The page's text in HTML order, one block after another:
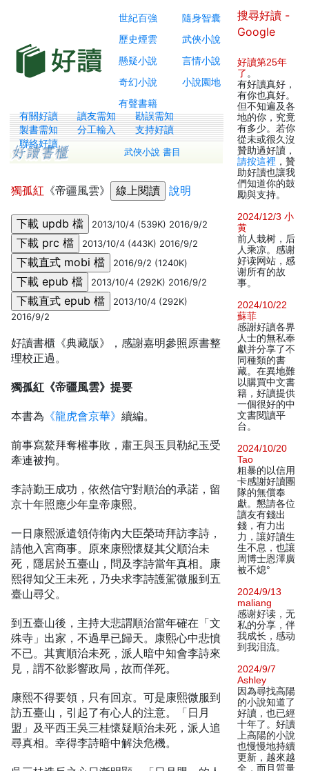
世紀百強
隨身智囊
歷史煙雲
武俠小說
懸疑小說
言情小說
奇幻小說
小說園地
有聲書籍
有關好讀 讀友需知
勘誤需知
製書需知
分工輸入
支持好讀
聯絡好讀
武俠小說 書目
獨孤紅 《帝疆風雲》 說明
2013/10/4 (539K) 2016/9/2
2013/10/4 (443K) 2016/9/2
2016/9/2 (1240K)
2013/10/4 (292K) 2016/9/2
2013/10/4 (292K)
2016/9/2
好讀書櫃《典藏版》，感謝嘉明參照原書整
理校正過。
獨孤紅《帝疆風雲》提要
本書為 《龍虎會京華》續編。
前事寫鰲拜奪權事敗，肅王與玉貝勒紀玉受
牽連被拘。
李詩勤王成功，依然信守對順治的承諾，留
京十年照應少年皇帝康熙。
一日康熙派遣領侍衛內大臣榮琦拜訪李詩，
請他入宮商事。原來康熙懷疑其父順治未
死，隱居於五臺山，問及李詩當年真相。康
熙得知父王未死，乃央求李詩護駕微服到五
臺山尋父。
到五臺山後，主持大悲謂順治當年確在「文
殊寺」出家，不過早已歸天。康熙心中悲憤
不已。其實順治未死，派人暗中知會李詩來
見，謂不欲影響政局，故而佯死。
康熙不得要領，只有回京。可是康熙微服到
訪五臺山，引起了有心人的注意。「日月
盟」及平西王吳三桂懷疑順治未死，派人追
尋真相。幸得李詩暗中解決危機。
搜尋好讀 -
Google
好讀第25年
了 。
有好讀真好，
有你也真好。
但不知遍及各
地的你，究竟
有多少。若你
從未或很久沒
贊助過好讀，
請按這裡 ，贊
助好讀也讓我
們知道你的鼓
勵與支持。
2024/12/3 小
黄
前人栽树，后
人乘凉。感谢
好读网站，感
谢所有的故
事。
2024/10/22
蘇菲
感謝好讀各界
人士的無私奉
獻并分享了不
同種類的書
藏。在異地難
以購買中文書
籍，好讀提供
一個很好的中
文書閱讀平
台。
2024/10/20
Tao
粗暴的以信用
卡感謝好讀團
隊的無償奉
獻。懇請各位
讀友有錢出
錢，有力出
力，讓好讀生
生不息，也讓
周博士恩澤廣
被不熄°
2024/9/13
maliang
感谢好读，无
私的分享，伴
我成长，感动
到我泪流。
2024/9/7
Ashley
因為尋找高陽
的小說知道了
好讀，也已經
十年了。好讀
上高陽的小說
也慢慢地持續
更新，越來越
全，而且質量